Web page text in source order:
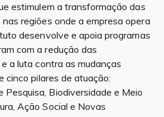
estimulem a transformação das
regiões onde a empresa opera
desenvolve e apoia programas
com a redução das
a luta contra as mudanças
cinco pilares de atuação:
Pesquisa, Biodiversidade e Meio
Ação Social e Novas